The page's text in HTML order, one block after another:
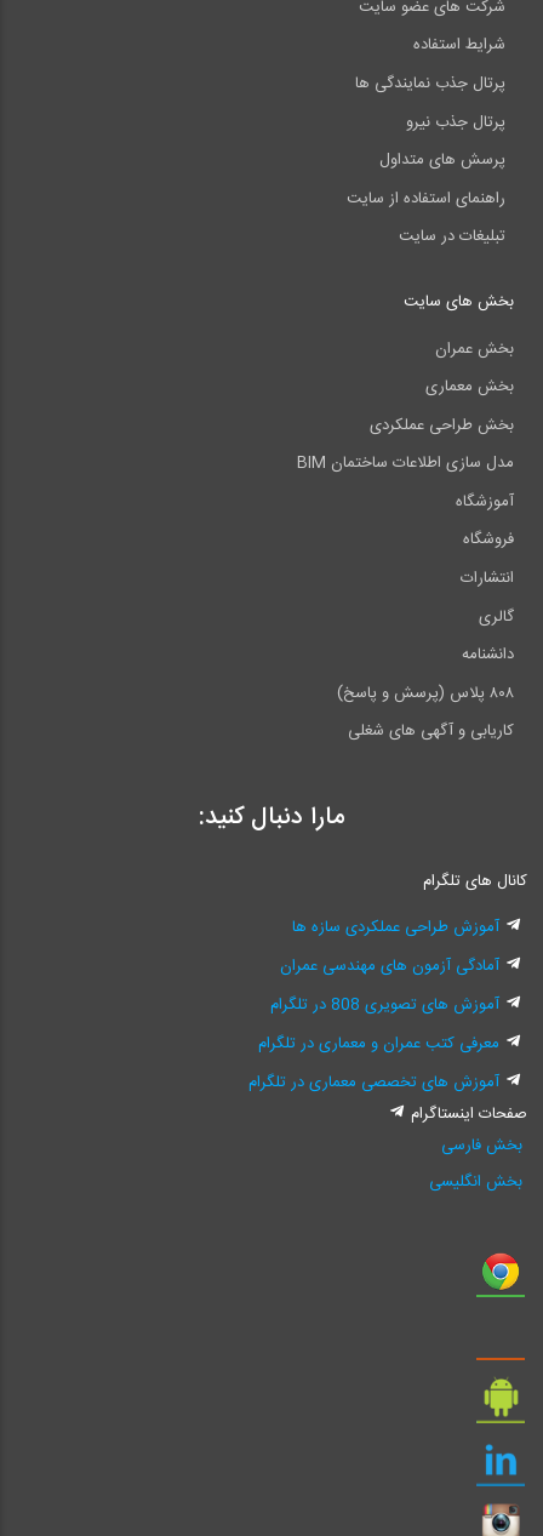
شرکت های عضو سایت
شرایط استفاده
پرتال جذب نمایندگی ها
پرتال جذب نیرو
پرسش های متداول
راهنمای استفاده از سایت
تبلیغات در سایت
بخش های سایت
بخش عمران
بخش معماری
بخش طراحی عملکردی
مدل سازی اطلاعات ساختمان BIM
آموزشگاه
فروشگاه
انتشارات
گالری
دانشنامه
۸۰۸ پلاس (پرسش و پاسخ)
کاریابی و آگهی های شغلی
مارا دنبال کنید:
کانال های تلگرام
آموزش طراحی عملکردی سازه ها
آمادگی آزمون های مهندسی عمران
آموزش های تصویری 808 در تلگرام
معرفی کتب عمران و معماری در تلگرام
آموزش های تخصصی معماری در تلگرام
صفحات اینستاگرام
بخش فارسی
بخش انگلیسی